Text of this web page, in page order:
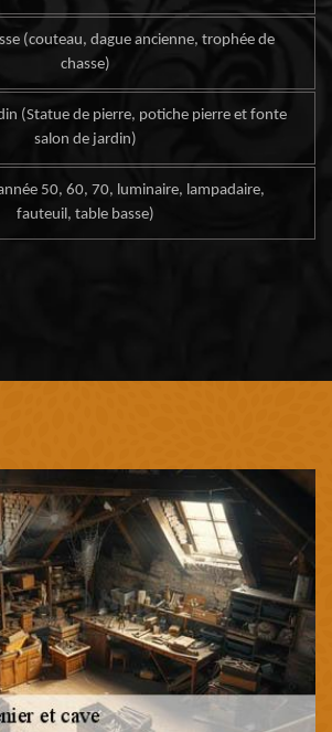
(couteau, dague ancienne, trophée de
chasse)
(Statue de pierre, potiche pierre et fonte
salon de jardin)
50, 60, 70, luminaire, lampadaire,
fauteuil, table basse)